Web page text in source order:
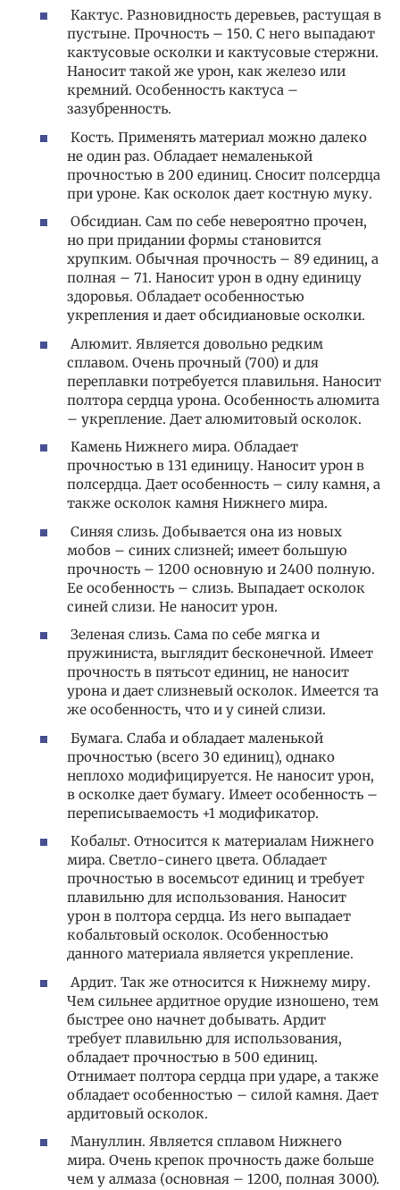
Кактус. Разновидность деревьев, растущая в
пустыне. Прочность – 150. С него выпадают
кактусовые осколки и кактусовые стержни.
Наносит такой же урон, как железо или
кремний. Особенность кактуса –
зазубренность.
Кость. Применять материал можно далеко
не один раз. Обладает немаленькой
прочностью в 200 единиц. Сносит полсердца
при уроне. Как осколок дает костную муку.
Обсидиан. Сам по себе невероятно прочен,
но при придании формы становится
хрупким. Обычная прочность – 89 единиц, а
полная – 71. Наносит урон в одну единицу
здоровья. Обладает особенностью
укрепления и дает обсидиановые осколки.
Алюмит. Является довольно редким
сплавом. Очень прочный (700) и для
переплавки потребуется плавильня. Наносит
полтора сердца урона. Особенность алюмита
– укрепление. Дает алюмитовый осколок.
Камень Нижнего мира. Обладает
прочностью в 131 единицу. Наносит урон в
полсердца. Дает особенность – силу камня, а
также осколок камня Нижнего мира.
Синяя слизь. Добывается она из новых
мобов – синих слизней; имеет большую
прочность – 1200 основную и 2400 полную.
Ее особенность – слизь. Выпадает осколок
синей слизи. Не наносит урон.
Зеленая слизь. Сама по себе мягка и
пружиниста, выглядит бесконечной. Имеет
прочность в пятьсот единиц, не наносит
урона и дает слизневый осколок. Имеется та
же особенность, что и у синей слизи.
Бумага. Слаба и обладает маленькой
прочностью (всего 30 единиц), однако
неплохо модифицируется. Не наносит урон,
в осколке дает бумагу. Имеет особенность –
переписываемость +1 модификатор.
Кобальт. Относится к материалам Нижнего
мира. Светло-синего цвета. Обладает
прочностью в восемьсот единиц и требует
плавильню для использования. Наносит
урон в полтора сердца. Из него выпадает
кобальтовый осколок. Особенностью
данного материала является укрепление.
Ардит. Так же относится к Нижнему миру.
Чем сильнее ардитное орудие изношено, тем
быстрее оно начнет добывать. Ардит
требует плавильню для использования,
обладает прочностью в 500 единиц.
Отнимает полтора сердца при ударе, а также
обладает особенностью – силой камня. Дает
ардитовый осколок.
Мануллин. Является сплавом Нижнего
мира. Очень крепок прочность даже больше
чем у алмаза (основная – 1200, полная 3000).